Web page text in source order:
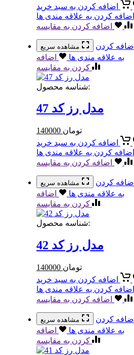
اضافه کردن به سبد خرید
اضافه کردن به علاقه مندی ها
اضافه کردن به مقایسه
مشاهده سریع
اضافه کردن
به علاقه مندی ها
اضافه
کردن به مقایسه
شناسه محصول:
مدل رز کد 47
140000 تومان
اضافه کردن به سبد خرید
اضافه کردن به علاقه مندی ها
اضافه کردن به مقایسه
مشاهده سریع
اضافه کردن
به علاقه مندی ها
اضافه
کردن به مقایسه
شناسه محصول:
مدل رز کد 42
140000 تومان
اضافه کردن به سبد خرید
اضافه کردن به علاقه مندی ها
اضافه کردن به مقایسه
مشاهده سریع
اضافه کردن
به علاقه مندی ها
اضافه
کردن به مقایسه